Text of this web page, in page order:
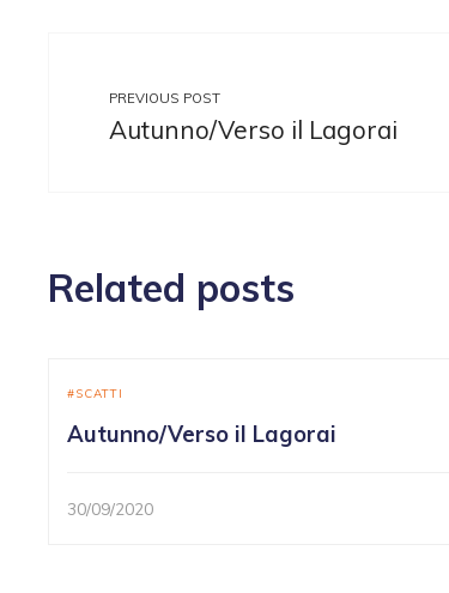
PREVIOUS POST
Autunno/Verso il Lagorai
Related posts
SCATTI
Autunno/Verso il Lagorai
30/09/2020